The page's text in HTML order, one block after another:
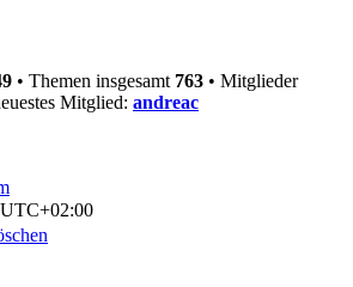
• Themen insgesamt 763 • Mitglieder
Mitglied: andreac
UTC+02:00